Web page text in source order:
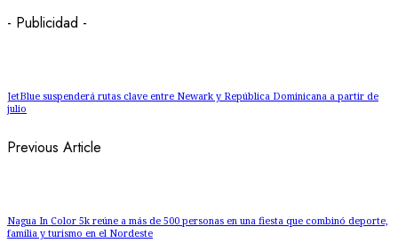
- Publicidad -
JetBlue suspenderá rutas clave entre Newark y República Dominicana a partir de
julio
Previous Article
Nagua In Color 5k reúne a más de 500 personas en una fiesta que combinó deporte,
familia y turismo en el Nordeste